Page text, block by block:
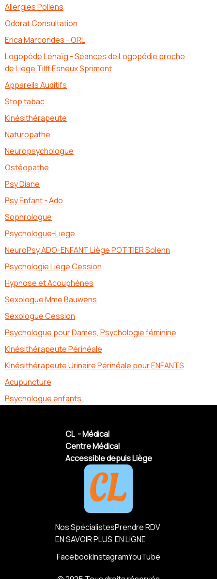
Allergies Pollens
Odorat Consultation
Erica Marcondes - ORL
Logopède Lénaïg - Séances de Logopédie proche
de Liège Tilff Esneux Sprimont
Appareils Auditifs
Stop tabac
Kinésithérapeute
Naturopathe
Neuropsychologue
Ostéopathe
Psy Diane
Psy Enfant - Ado
Sophrologue
Psychologue-Liege
NeuroPsy ADO-ENFANT Liège POTTIER Solenn
Psychologie Liège Cession
Hypnose et Acouphènes
Sexologue Mme Bauwens
Sexologue Cession
Psychologue pour Dames, Psychologie féminine
Kinésithérapeute Périnéale
Kinésithérapeute Urinaire Périnéale pour ENFANTS
Acupuncture
Psychologue enfants
CL - Médical
Centre Médical
Accessible depuis Liège
Nos Spécialistes
EN SAVOIR PLUS
Prendre RDV
EN LIGNE
FacebookInstagramYouTube